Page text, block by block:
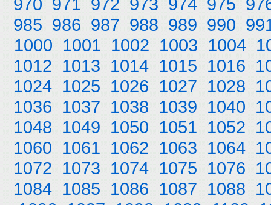
970 971 972 973 974 975
985 986 987 988 989 990
1000 1001 1002 1003 1004
1012 1013 1014 1015 1016
1024 1025 1026 1027 1028
1036 1037 1038 1039 1040
1048 1049 1050 1051 1052
1060 1061 1062 1063 1064
1072 1073 1074 1075 1076
1084 1085 1086 1087 1088